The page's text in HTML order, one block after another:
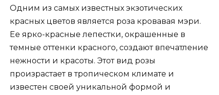
Одним из самых известных экзотических
красных цветов является роза кровавая мэри.
Ее ярко-красные лепестки, окрашенные в
темные оттенки красного, создают впечатление
нежности и красоты. Этот вид розы
произрастает в тропическом климате и
известен своей уникальной формой и